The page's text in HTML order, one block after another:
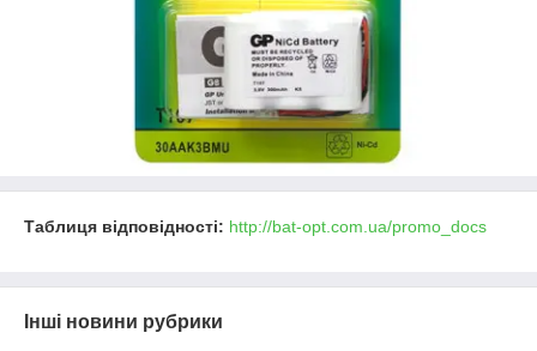
Таблиця відповідності: http://bat-opt.com.ua/promo_docs
Інші новини рубрики